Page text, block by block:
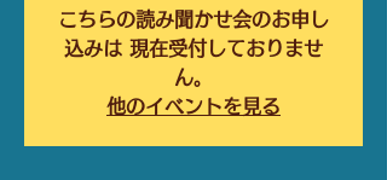
こちらの読み聞かせ会のお申し
込みは 現在受付しておりませ
ん。
他のイベントを見る